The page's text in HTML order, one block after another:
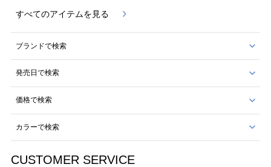
すべてのアイテムを見る
ブランドで検索
発売日で検索
価格で検索
カラーで検索
CUSTOMER SERVICE